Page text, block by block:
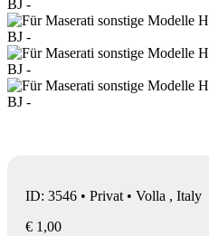
ID: 3546 • Privat • Volla , Italy
€ 1,00